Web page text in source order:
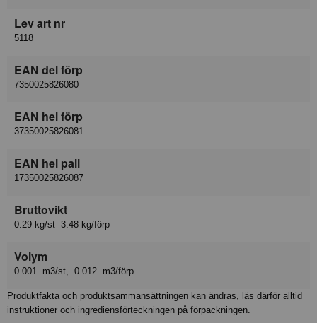
Lev art nr
5118
EAN del förp
7350025826080
EAN hel förp
37350025826081
EAN hel pall
17350025826087
Bruttovikt
0.29 kg/st 3.48 kg/förp
Volym
0.001 m3/st, 0.012 m3/förp
Produktfakta och produktsammansättningen kan ändras, läs därför alltid
instruktioner och ingrediensförteckningen på förpackningen.